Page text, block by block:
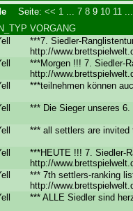
Seite:<< 1 ...7 8 9 10 11
VORGANG
***7. Siedler-
http://
***Morgen !!! 7. Siedler-
http://
***teilnehmen können
*** Die Sieger unseres
*** all settlers are invited
***HEUTE !!! 7. Siedler-
http://
*** 7th settlers-ranking
http://
*** ALLE Siedler sind